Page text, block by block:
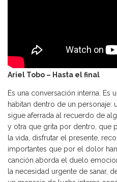
Ariel Tobo – Hasta el final
Es una conversación interna.
habitan dentro de un personaje:
sigue aferrada al recuerdo de
y otra que grita por dentro, que
la vida, disfrutar el presente,
importantes que por el dolor
canción aborda el duelo
la necesidad urgente de sanar,